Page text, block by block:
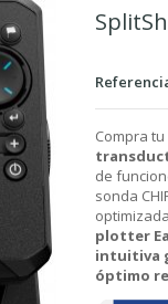
Compra tu
de
sonda
plotter
intuitiva
óptimo